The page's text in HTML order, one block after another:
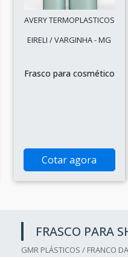
AVERY TERMOPLASTICOS
EIRELI / VARGINHA - MG
Frasco para cosmético
Cotar agora
FRASCO PARA
GMR PLÁSTICOS / FRANCO